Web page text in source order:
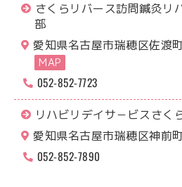
さくらリバース訪問鍼灸リ
部
愛知県名古屋市瑞穂区佐渡
MAP
052-852-7723
リハビリデイサ－ビスさく
愛知県名古屋市瑞穂区神前
052-852-7890